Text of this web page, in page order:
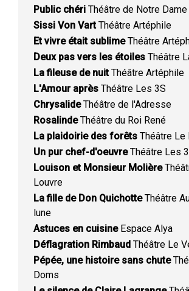
Public chéri Théâtre de Notre Dame
Sissi Von VartThéâtre Artéphile
Et vivre était sublimeThéâtre
Deux pas vers les étoiles Théâtre
La fileuse de nuitThéâtre Artéphile
L'Amour après Théâtre Les 3S
ChrysalideThéâtre de l'Adresse
RosalindeThéâtre du Roi René
La plaidoirie des forêts Théâtre Le
Un pur chef-d'oeuvreThéâtre Les
Louison et Monsieur Molière
Louvre
La fille de Don QuichotteThéâtre
lune
Astuces en cuisineEspace Alya
Déflagration Rimbaud Théâtre Le
Pépée, une histoire sans chute
Doms